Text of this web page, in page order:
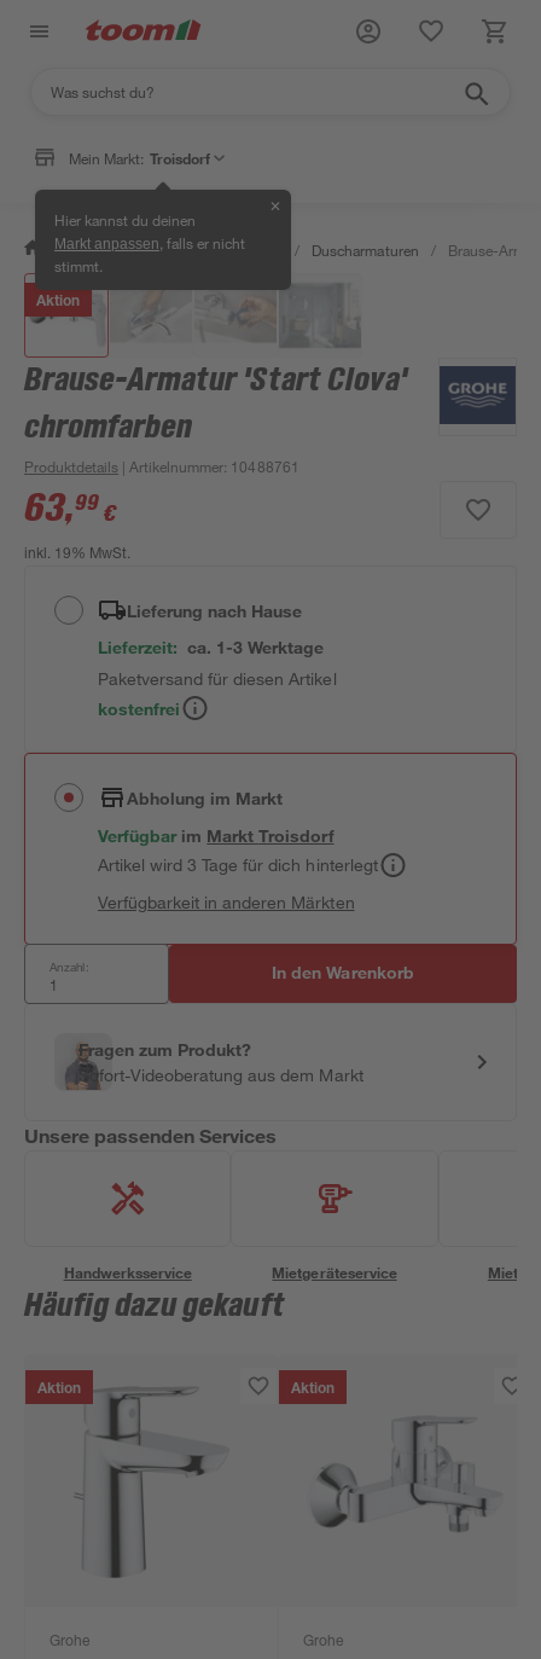
Mein Markt: Troisdorf
Hier kannst du deinen
Markt anpassen , falls er nicht
stimmt.
✕
/ Bad & Sanitär / Badarmaturen / Duscharmaturen / Brause-
Aktion
Brause-Armatur 'Start Clova'
chromfarben
Produktdetails | Artikelnummer: 10488761
63,99 €
inkl. 19% MwSt.
Lieferung nach Hause
Lieferzeit: ca. 1-3 Werktage
Paketversand für diesen Artikel
kostenfrei
Abholung im Markt
Verfügbar im MarktTroisdorf
Artikel wird 3 Tage für dich hinterlegt
Verfügbarkeit in anderen Märkten
Anzahl: In den Warenkorb
Fragen zum Produkt?
Sofort-Videoberatung aus dem Markt
Unsere passenden Services
Handwerksservice Mietgeräteservice
Häufig dazu gekauft
Aktion
Grohe
Aktion
Grohe